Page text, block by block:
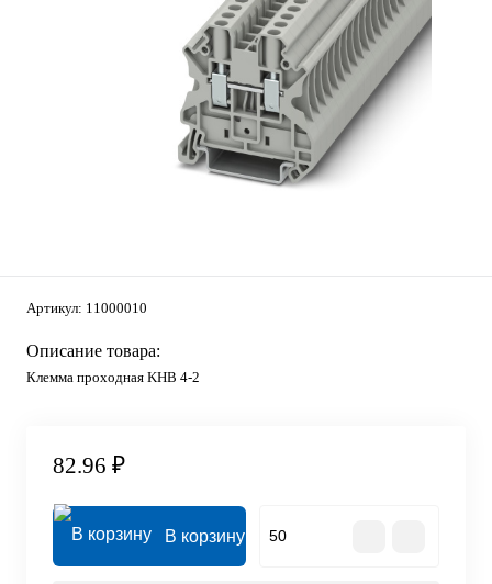
Артикул: 11000010
Описание товара:
Клемма проходная KHB 4-2
82.96 ₽
В корзину